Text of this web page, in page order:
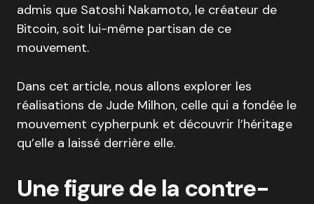
admis que Satoshi Nakamoto, le créateur de
Bitcoin, soit lui-même partisan de ce
mouvement.
Dans cet article, nous allons explorer les
réalisations de Jude Milhon, celle qui a fondée le
mouvement cypherpunk et découvrir l’héritage
qu’elle a laissé derrière elle.
Une figure de la contre-